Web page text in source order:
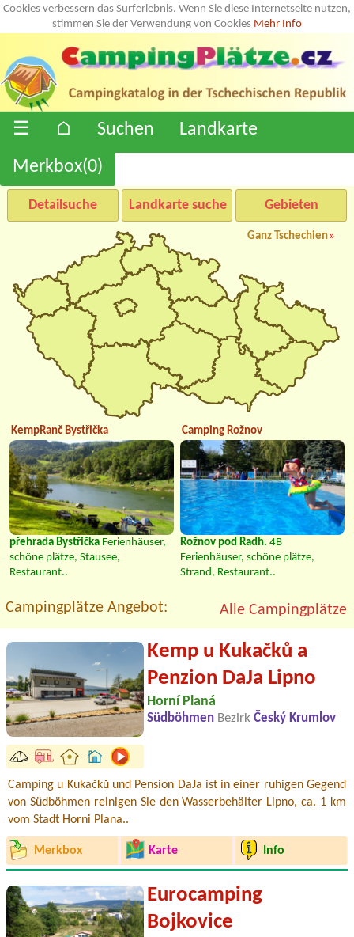
Cookies verbessern das Surferlebnis. Wenn Sie diese Internetseite nutzen,
stimmen Sie der Verwendung von Cookies Mehr Info
☰ ⌂ Suchen
Landkarte
Merkbox(0)
Detailsuche Landkarte suche Gebieten
Ganz Tschechien»
KempRanč Bystřička
přehrada Bystřička Ferienhäuser,
schöne plätze, Stausee,
Restaurant..
Camping Rožnov
Rožnov pod Radh. 4B
Ferienhäuser, schöne plätze,
Strand, Restaurant..
Campingplätze Angebot: Alle Campingplätze
Kemp u Kukačků a
Penzion DaJa Lipno
Horní Planá
Südböhmen Bezirk Český Krumlov
Camping u Kukačků und Pension DaJa ist in einer ruhigen Gegend
von Südböhmen reinigen Sie den Wasserbehälter Lipno, ca. 1 km
vom Stadt Horni Plana..
Merkbox Karte Info
Eurocamping
Bojkovice